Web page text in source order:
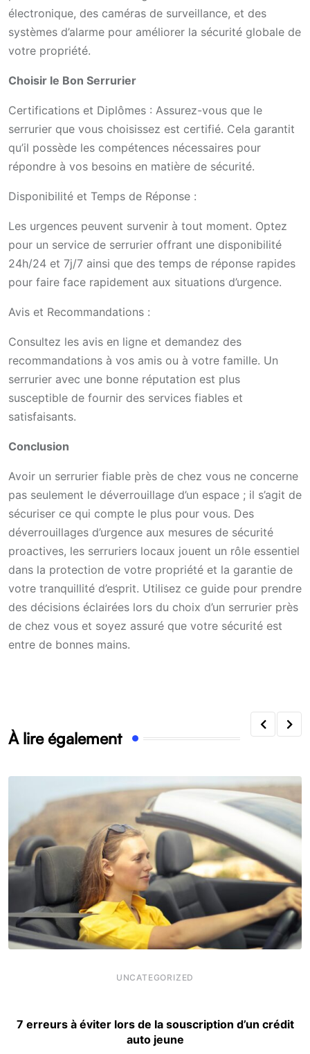
électronique, des caméras de surveillance, et des
systèmes d’alarme pour améliorer la sécurité globale de
votre propriété.
Choisir le Bon Serrurier
Certifications et Diplômes : Assurez-vous que le
serrurier que vous choisissez est certifié. Cela garantit
qu’il possède les compétences nécessaires pour
répondre à vos besoins en matière de sécurité.
Disponibilité et Temps de Réponse :
Les urgences peuvent survenir à tout moment. Optez
pour un service de serrurier offrant une disponibilité
24h/24 et 7j/7 ainsi que des temps de réponse rapides
pour faire face rapidement aux situations d’urgence.
Avis et Recommandations :
Consultez les avis en ligne et demandez des
recommandations à vos amis ou à votre famille. Un
serrurier avec une bonne réputation est plus
susceptible de fournir des services fiables et
satisfaisants.
Conclusion
Avoir un serrurier fiable près de chez vous ne concerne
pas seulement le déverrouillage d’un espace ; il s’agit de
sécuriser ce qui compte le plus pour vous. Des
déverrouillages d’urgence aux mesures de sécurité
proactives, les serruriers locaux jouent un rôle essentiel
dans la protection de votre propriété et la garantie de
votre tranquillité d’esprit. Utilisez ce guide pour prendre
des décisions éclairées lors du choix d’un serrurier près
de chez vous et soyez assuré que votre sécurité est
entre de bonnes mains.
À lire également
UNCATEGORIZED
7 erreurs à éviter lors de la souscription d’un crédit
auto jeune